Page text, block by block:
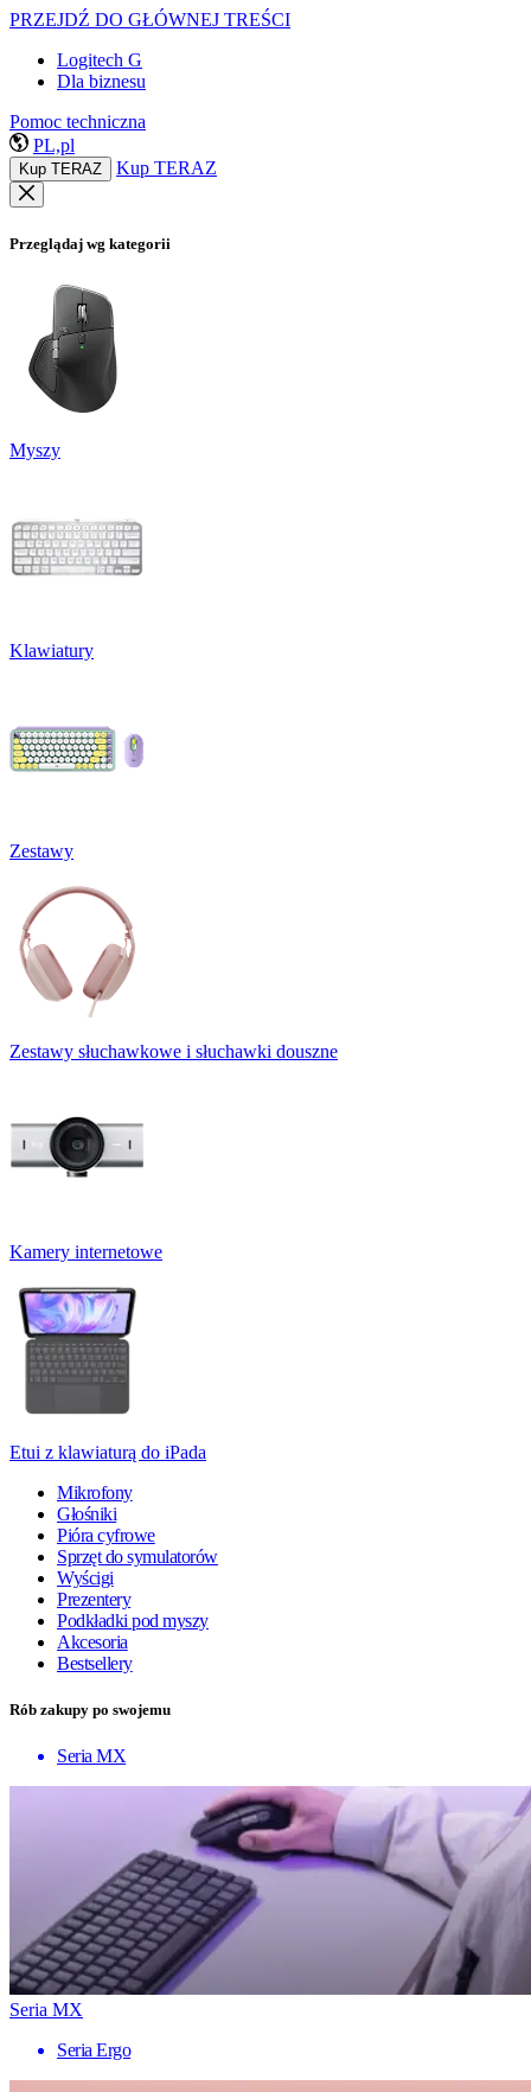
PRZEJDŹ DO GŁÓWNEJ TREŚCI
Logitech G
Dla biznesu
Pomoc techniczna
PL,pl
Kup TERAZ Kup TERAZ
Przeglądaj wg kategorii
Myszy
Klawiatury
Zestawy
Zestawy słuchawkowe i słuchawki douszne
Kamery internetowe
Etui z klawiaturą do iPada
Mikrofony
Głośniki
Pióra cyfrowe
Sprzęt do symulatorów
Wyścigi
Prezentery
Podkładki pod myszy
Akcesoria
Bestsellery
Rób zakupy po swojemu
Seria MX
Seria MX
Seria Ergo